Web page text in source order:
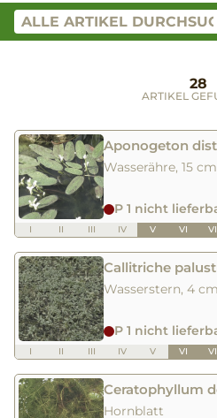
28
ARTIKEL
Aponogeton
Wasserähre, 15
P 1 nicht
I II III IV V VI
Callitriche
Wasserstern, 4
P 1 nicht
I II III IV V VI
Ceratophyllum
Hornblatt